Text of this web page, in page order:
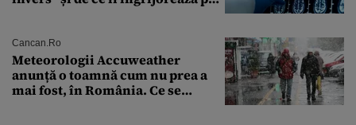
Cancan.ro
Meteorologii Accuweather
anunță o toamnă cum nu prea a
mai fost, în România. Ce se